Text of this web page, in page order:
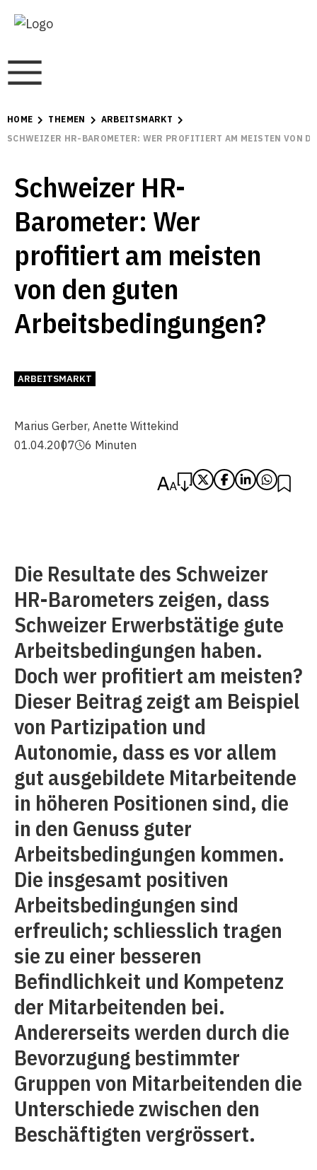
HOME THEMEN
ARBEITSMARKT
SCHWEIZER HR-BAROMETER: WER PROFITIERT AM MEISTEN VON
Schweizer HR-
Barometer: Wer
profitiert am meisten
von den guten
Arbeitsbedingungen?
ARBEITSMARKT
Marius Gerber, Anette Wittekind
01.04.2007
6 Minuten
Die Resultate des Schweizer
HR-Barometers zeigen, dass
Schweizer Erwerbstätige gute
Arbeitsbedingungen haben.
Doch wer profitiert am meisten?
Dieser Beitrag zeigt am Beispiel
von Partizipation und
Autonomie, dass es vor allem
gut ausgebildete Mitarbeitende
in höheren Positionen sind, die
in den Genuss guter
Arbeitsbedingungen kommen.
Die insgesamt positiven
Arbeitsbedingungen sind
erfreulich; schliesslich tragen
sie zu einer besseren
Befindlichkeit und Kompetenz
der Mitarbeitenden bei.
Andererseits werden durch die
Bevorzugung bestimmter
Gruppen von Mitarbeitenden die
Unterschiede zwischen den
Beschäftigten vergrössert.